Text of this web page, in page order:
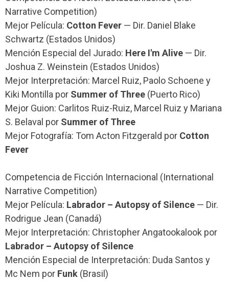
Narrative Competition)
Mejor Película: Cotton Fever — Dir. Daniel Blake
Schwartz (Estados Unidos)
Mención Especial del Jurado: Here I'm Alive — Dir.
Joshua Z. Weinstein (Estados Unidos)
Mejor Interpretación: Marcel Ruiz, Paolo Schoene y
Kiki Montilla por Summer of Three (Puerto Rico)
Mejor Guion: Carlitos Ruiz-Ruiz, Marcel Ruiz y Mariana
S. Belaval por Summer of Three
Mejor Fotografía: Tom Acton Fitzgerald por Cotton
Fever
Competencia de Ficción Internacional (International
Narrative Competition)
Mejor Película: Labrador – Autopsy of Silence — Dir.
Rodrigue Jean (Canadá)
Mejor Interpretación: Christopher Angatookalook por
Labrador – Autopsy of Silence
Mención Especial de Interpretación: Duda Santos y
Mc Nem por Funk (Brasil)